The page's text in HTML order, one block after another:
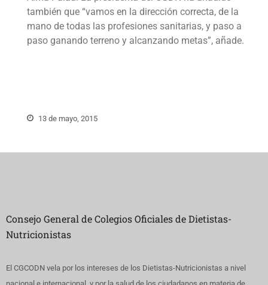
también que “vamos en la dirección correcta, de la
mano de todas las profesiones sanitarias, y paso a
paso ganando terreno y alcanzando metas”, añade.
13 de mayo, 2015
Consejo General de Colegios Oficiales de Dietistas-
Nutricionistas
El CGCODN vela por los intereses de los Dietistas-Nutricionistas a nivel